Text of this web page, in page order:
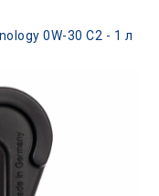
0W-30 C2 - 1 л